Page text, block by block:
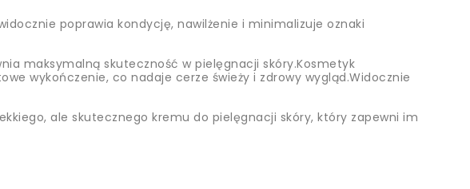
poprawia kondycję, nawilżenie i minimalizuje oznaki
maksymalną skuteczność w pielęgnacji skóry.Kosmetyk
wykończenie, co nadaje cerze świeży i zdrowy wygląd.Widocznie
ale skutecznego kremu do pielęgnacji skóry, który zapewni im